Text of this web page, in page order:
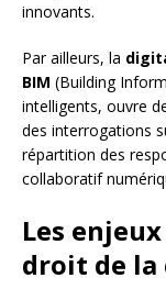
innovants.
Par ailleurs, la
BIM (Building
intelligents, ouvre
des interrogations
répartition des
collaboratif
Les
droit de